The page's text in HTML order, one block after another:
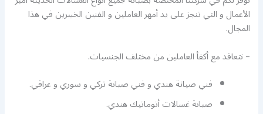
الأعمال و التي تنجز على يد أمهر العاملين و الفنين الخبيرين في هذا
المجال.
– نتعاقد مع أكفأ العاملين من مختلف الجنسيات.
فني صيانة هندي و فني صيانة تركي و سوري و عراقي.
صيانة غسالات أتوماتيك هندي.